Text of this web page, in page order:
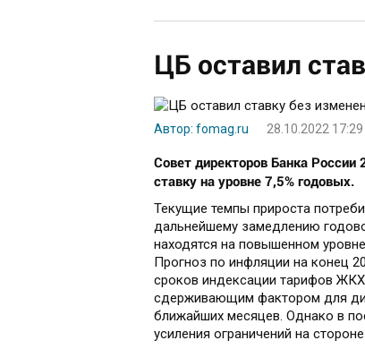
ЦБ оставил
Автор: fomag.ru 28.10.2022 17:29
Совет директоров Банка России
ставку на уровне 7,5% годовых.
Текущие темпы прироста
дальнейшему замедлению
находятся на повышенном
Прогноз по инфляции на конец
сроков индексации тарифов
сдерживающим фактором для
ближайших месяцев. Однако в
усиления ограничений на